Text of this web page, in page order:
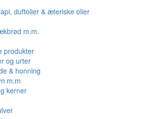
duftolier & æteriske olier
m.m.
produkter
og urter
& honning
m.m
kerner